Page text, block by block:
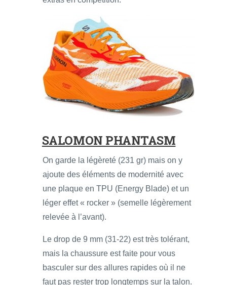
SALOMON PHANTASM
On garde la légèreté (231 gr) mais on y
ajoute des éléments de modernité avec
une plaque en TPU (Energy Blade) et un
léger effet « rocker » (semelle légèrement
relevée à l’avant).
Le drop de 9 mm (31-22) est très tolérant,
mais la chaussure est faite pour vous
basculer sur des allures rapides où il ne
faut pas rester trop longtemps sur la talon.